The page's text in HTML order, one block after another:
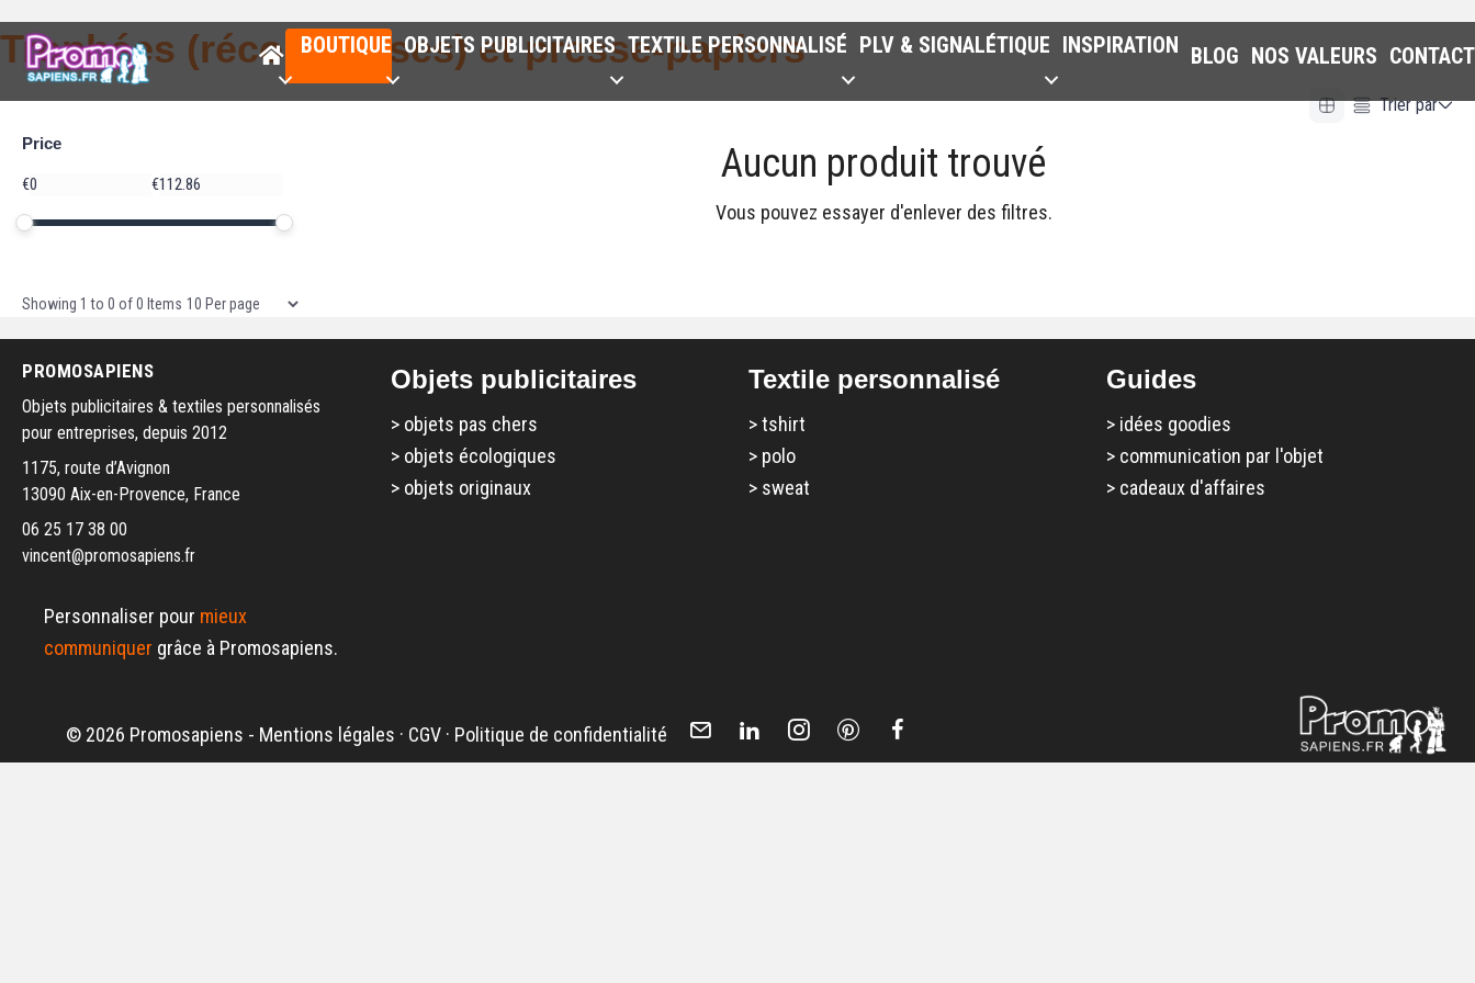
BOUTIQUE OBJETS PUBLICITAIRES TEXTILE PERSONNALISÉ PLV & SIGNALÉTIQUE INSPIRATION BLOG NOS VALEURS CONTACT
Trophées (récompenses) et presse-papiers
Trier par
Price
Price
€ €
Price range in €
Aucun produit trouvé
Vous pouvez essayer d'enlever des filtres.
Showing 1 to 0 of0 Items Items per page
PROMOSAPIENS
Objets publicitaires & textiles personnalisés
pour entreprises, depuis 2012
1175, route d’Avignon
13090 Aix-en-Provence, France
06 25 17 38 00
vincent@promosapiens.fr
Personnaliser pour mieux
communiquer grâce à Promosapiens.
Objets publicitaires
> objets pas chers
> objets écologiques
> objets originaux
Textile personnalisé
>tshirt
> polo
> sweat
Guides
> idées goodies
> communication par l'objet
> cadeaux d'affaires
© 2026 Promosapiens - Mentions légales · CGV · Politique de confidentialité